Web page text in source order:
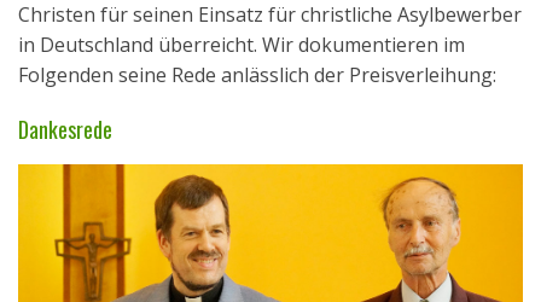
Termine
Aktuelles
Kontakt
Christen für seinen Einsatz für christliche Asylbewerber
in Deutschland überreicht. Wir dokumentieren im
Folgenden seine Rede anlässlich der Preisverleihung:
Dankesrede